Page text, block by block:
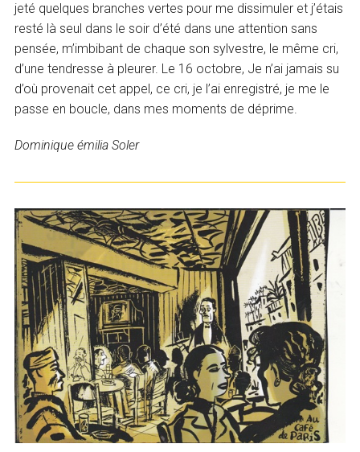
jeté quelques branches vertes pour me dissimuler et j’étais
resté là seul dans le soir d’été dans une attention sans
pensée, m’imbibant de chaque son sylvestre, le même cri,
d’une tendresse à pleurer. Le 16 octobre, Je n’ai jamais su
d’où provenait cet appel, ce cri, je l’ai enregistré, je me le
passe en boucle, dans mes moments de déprime.
Dominique émilia Soler